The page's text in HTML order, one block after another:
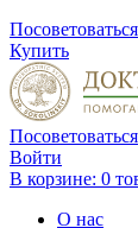
Посоветоваться
Купить
Посоветоваться
Войти
В корзине: 0
О нас